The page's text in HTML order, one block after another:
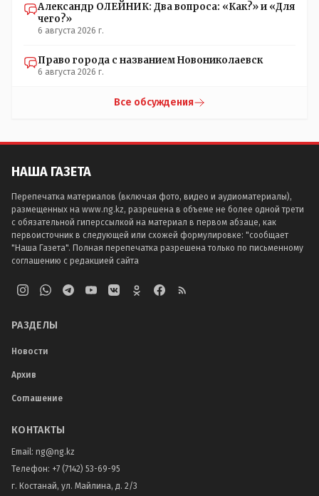
Александр ОЛЕЙНИК: Два вопроса: «Как?» и «Для
чего?»
6 августа 2026 г.
Право города с названием Новониколаевск
6 августа 2026 г.
Все обсуждения
НАША ГАЗЕТА
Перепечатка материалов (включая фото, видео и аудиоматериалы),
размещенных на www.ng.kz, разрешена в объеме не более одной трети
с обязательной гиперссылкой на материал в первом абзаце, как
первоисточник в следующей или схожей формулировке: "сообщает
"Наша Газета". Полная перепечатка разрешена только по письменному
соглашению с редакцией сайта
РАЗДЕЛЫ
Новости
Архив
Соглашение
КОНТАКТЫ
Email: ng@ng.kz
Телефон: +7 (7142) 53-69-95
г. Костанай, ул. Майлина, д. 2/3